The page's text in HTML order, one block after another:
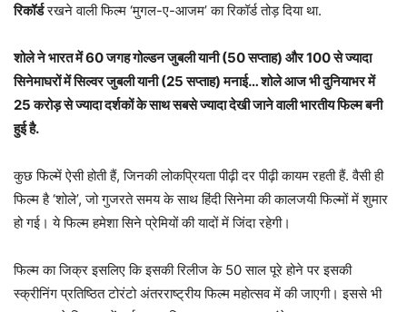
रिकॉर्डरखने वाली फिल्म ‘मुगल-ए-आजम’ का रिकॉर्ड तोड़ दिया था.
शोले ने भारत में 60 जगह गोल्डन जुबली यानी (50 सप्ताह) और 100 से ज्यादा
सिनेमाघरों में सिल्वर जुबली यानी (25 सप्ताह) मनाई… शोले आज भी दुनियाभर में
25 करोड़ से ज्यादा दर्शकों के साथ सबसे ज्यादा देखी जाने वाली भारतीय फिल्म बनी
हुई है.
कुछ फिल्में ऐसी होती हैं, जिनकी लोकप्रियता पीढ़ी दर पीढ़ी कायम रहती हैं. वैसी ही
फिल्म है ‘शोले’, जो गुजरते समय के साथ हिंदी सिनेमा की कालजयी फिल्मों में शुमार
हो गई। ये फिल्म हमेशा सिने प्रेमियों की यादों में जिंदा रहेगी।
फिल्म का जिक्र इसलिए कि इसकी रिलीज के 50 साल पूरे होने पर इसकी
स्क्रीनिंग प्रतिष्ठित टोरंटो अंतरराष्ट्रीय फिल्म महोत्सव में की जाएगी। इससे भी